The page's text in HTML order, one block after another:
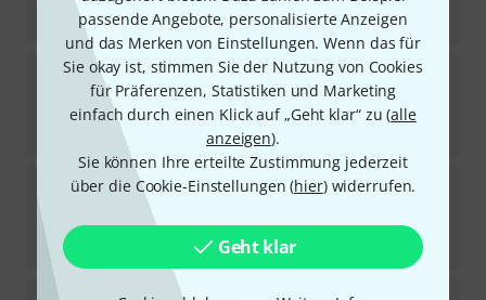
passende Angebote, personalisierte Anzeigen
und das Merken von Einstellungen. Wenn das für
Sie okay ist, stimmen Sie der Nutzung von Cookies
für Präferenzen, Statistiken und Marketing
einfach durch einen Klick auf „Geht klar“ zu (alle
anzeigen).
Sie können Ihre erteilte Zustimmung jederzeit
über die Cookie-Einstellungen (hier) widerrufen.
Geht klar
21,90€
AfrotonTalking Shaker large
4
Sofort lieferbar
Afroton Talking Shaker medium
Sofort lieferbar
Afroton Juju Beans Rattle